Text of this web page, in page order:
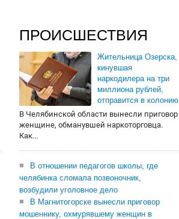
ПРОИСШЕСТВИЯ
Жительница Озерска,
кинувшая
наркодилера на три
миллиона рублей,
отправится в колонию
В Челябинской области вынесли приговор
женщине, обманувшей наркоторговца.
Как...
В отношении педагогов школы, где
челябинка сломала позвоночник,
возбудили уголовное дело
В Магнитогорске вынесли приговор
мошеннику, охмурявшему женщин в